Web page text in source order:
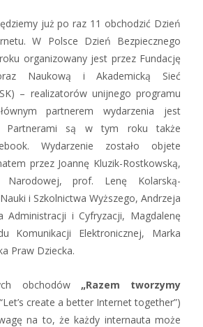
już po raz 11 obchodzić Dzień
W Polsce Dzień Bezpiecznego
organizowany jest przez Fundację
Naukową i Akademicką Sieć
– realizatorów unijnego programu
partnerem wydarzenia jest
Partnerami są w tym roku także
Wydarzenie zostało objete
przez Joannę Kluzik-Rostkowską,
Narodowej, prof. Lenę Kolarską-
i Szkolnictwa Wyższego, Andrzeja
Administracji i Cyfryzacji, Magdalenę
Komunikacji Elektronicznej, Marka
Praw Dziecka.
obchodów „Razem tworzymy
create a better Internet together”)
na to, że każdy internauta może